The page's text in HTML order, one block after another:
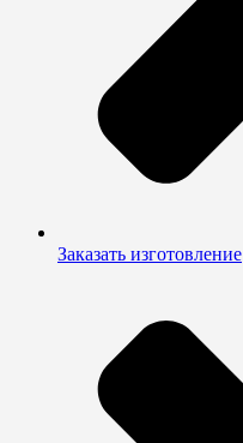
Заказать изготовление